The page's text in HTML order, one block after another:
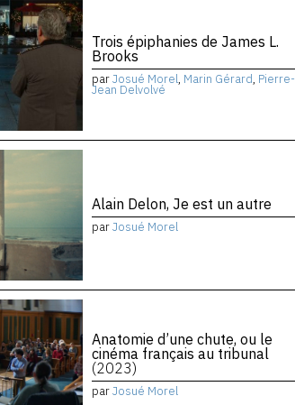
Trois épiphanies de James L.
Brooks
parJosué Morel, Marin Gérard, Pierre-
Jean Delvolvé
Alain Delon, Je est un autre
parJosué Morel
Anatomie d’une chute, ou le
cinéma français au tribunal
(2023)
parJosué Morel